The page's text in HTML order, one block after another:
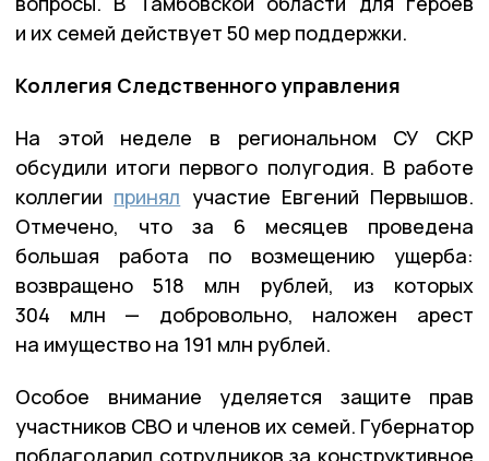
и их семей действует 50 мер поддержки.
Коллегия Следственного управления
На этой неделе в региональном СУ СКР
обсудили итоги первого полугодия. В работе
коллегии принял участие Евгений Первышов.
Отмечено, что за 6 месяцев проведена
большая работа по возмещению ущерба:
возвращено 518 млн рублей, из которых
304 млн — добровольно, наложен арест
на имущество на 191 млн рублей.
Особое внимание уделяется защите прав
участников СВО и членов их семей. Губернатор
поблагодарил сотрудников за конструктивное